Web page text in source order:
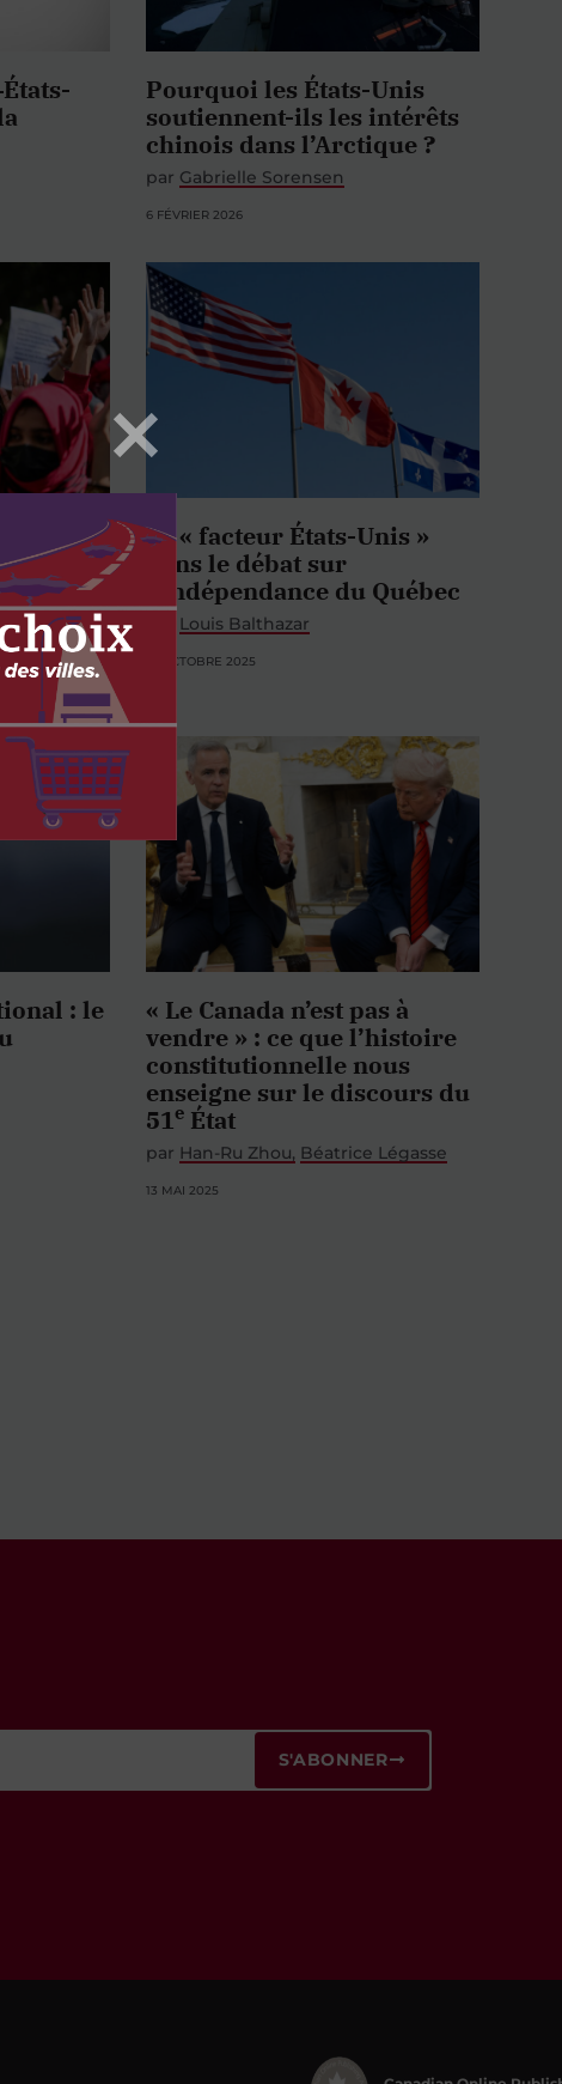
Pourquoi les États-Unis
soutiennent-ils les intérêts
chinois dans l’Arctique ?
par Gabrielle Sorensen
6 FÉVRIER 2026
Le « facteur États-Unis »
dans le débat sur
l’indépendance du Québec
Louis Balthazar
17 OCTOBRE 2025
: le
« Le Canada n’est pas à
vendre » : ce que l’histoire
constitutionnelle nous
enseigne sur le discours du
51e État
par Han-Ru Zhou Béatrice Légasse
13 MAI 2025
S'ABONNER